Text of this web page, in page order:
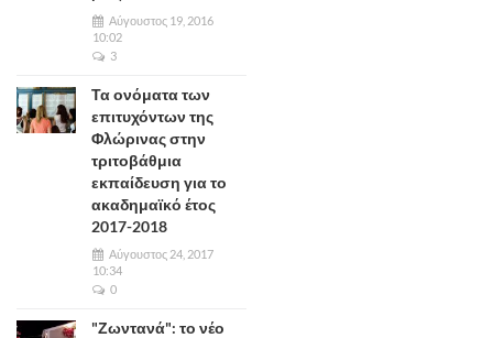
Αύγουστος 19, 2016
10:02
3
Τα ονόματα των
επιτυχόντων της
Φλώρινας στην
τριτοβάθμια
εκπαίδευση για το
ακαδημαϊκό έτος
2017-2018
Αύγουστος 24, 2017
10:34
0
"Ζωντανά": το νέο